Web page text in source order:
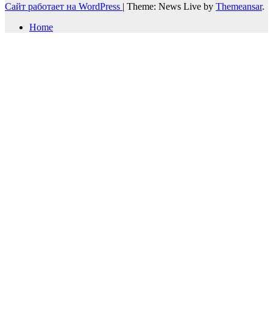
Сайт работает на WordPress | Theme: News Live by Themeansar.
Home